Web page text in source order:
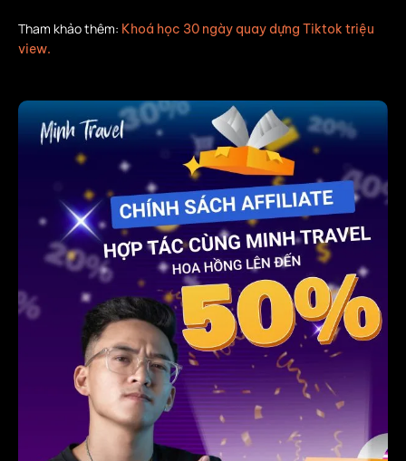
Tham khảo thêm: Khoá học 30 ngày quay dựng Tiktok triệu
view.